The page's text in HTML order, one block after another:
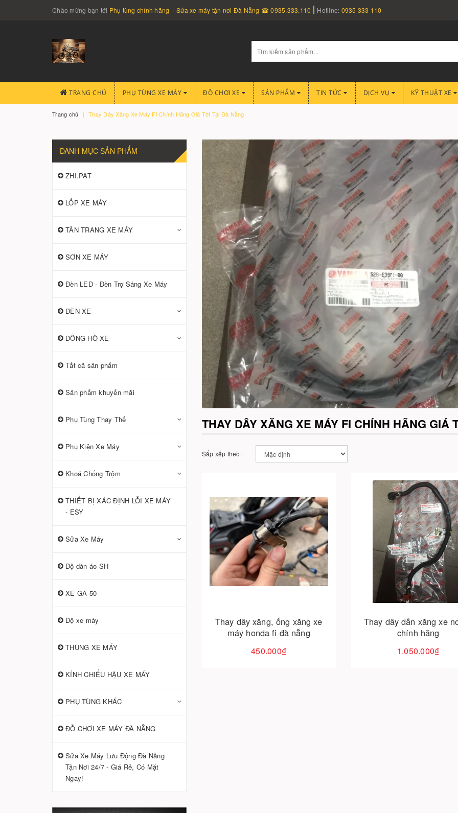
Chào mừng bạn tới Phụ tùng chính hãng – Sửa xe máy tận nơi Đà Nẵng ☎ 0935.333.110 Hotline: 0935 333 110
TRANG CHỦ PHỤ TÙNG XE MÁY ĐỒ CHƠI XE SẢN PHẨM TIN TỨC DỊCH VỤ KỸ THUẬT XE
Trang chủ Thay Dây Xăng Xe Máy Fi Chính Hãng Giá Tốt Tại Đà Nẵng
THAY DÂY XĂNG XE MÁY FI CHÍNH HÃNG GIÁ
Sắp xếp theo:
Thay dây xăng, ống xăng xe
máy honda fi đà nẵng
450.000₫
Cho vào giỏ hàng
Thay dây dẫn xăng xe
chính hãng
1.050.000₫
Cho vào giỏ hàng
DANH MỤC SẢN PHẨM
ZHI.PAT
LỐP XE MÁY
TÂN TRANG XE MÁY
SƠN XE MÁY
Đèn LED - Đèn Trợ Sáng Xe Máy
ĐÈN XE
ĐỒNG HỒ XE
Tất cả sản phẩm
Sản phẩm khuyến mãi
Phụ Tùng Thay Thế
Phụ Kiện Xe Máy
Khoá Chống Trộm
THIẾT BỊ XÁC ĐỊNH LỖI XE MÁY
- ESY
Sửa Xe Máy
Độ dàn áo SH
XE GA 50
Độ xe máy
THÙNG XE MÁY
KÍNH CHIẾU HẬU XE MÁY
PHỤ TÙNG KHÁC
ĐỒ CHƠI XE MÁY ĐÀ NẴNG
Sửa Xe Máy Lưu Động Đà Nẵng
Tận Nơi 24/7 - Giá Rẻ, Có Mặt
Ngay!